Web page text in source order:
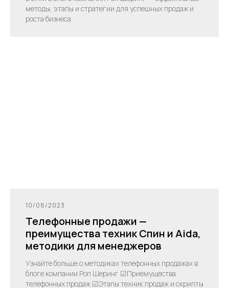
методы, этапы и стратегии для успешных продаж и
роста бизнеса
10/08/2023
Телефонные продажи —
преимущества техник Спин и Aida,
методики для менеджеров
Узнайте больше о методиках телефонных продажах в
блоге компании Роп Шеринг ☑Приемущества
телефонных продаж ☑Этапы техник продаж и скрипты